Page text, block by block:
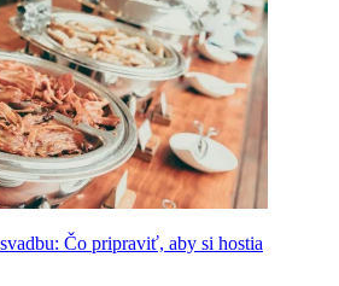
Čo pripraviť, aby si hostia